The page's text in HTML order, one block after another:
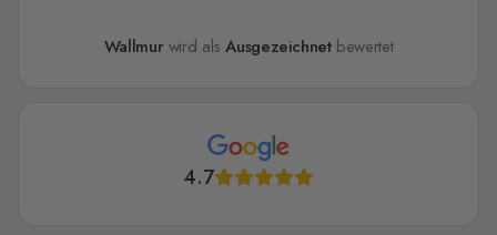
Wallmur wird alsAusgezeichnetbewertet
4.7